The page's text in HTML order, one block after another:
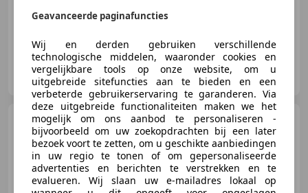
Auto Service Zandhorst B.V.
NL-1704 RX HEERHUGOWAARD
Toyota Aygo1.0 VVT-i x | 12
mnd Garantie | Zondag Open!
Geavanceerde paginafuncties
Wij en derden gebruiken verschillende
technologische middelen, waaronder cookies en
vergelijkbare tools op onze website, om u
uitgebreide sitefuncties aan te bieden en een
verbeterde gebruikerservaring te garanderen. Via
deze uitgebreide functionaliteiten maken we het
mogelijk om ons aanbod te personaliseren -
bijvoorbeeld om uw zoekopdrachten bij een later
bezoek voort te zetten, om u geschikte aanbiedingen
in uw regio te tonen of om gepersonaliseerde
advertenties en berichten te verstrekken en te
evalueren. Wij slaan uw e-mailadres lokaal op